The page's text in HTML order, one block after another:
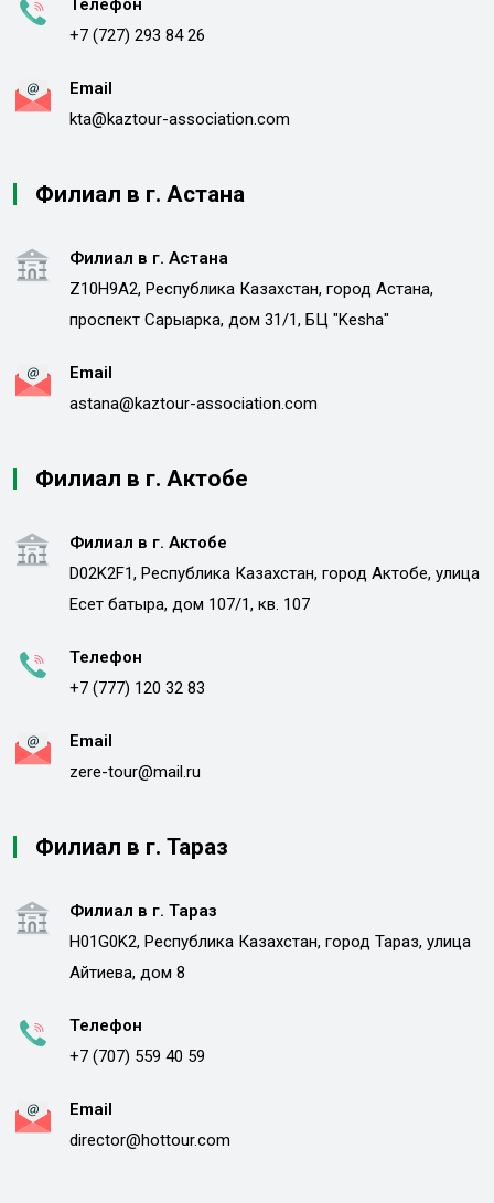
Телефон
+7 (727) 293 84 26
Email
kta@kaztour-association.com
Филиал в г. Астана
Филиал в г. Астана
Z10H9A2, Республика Казахстан, город Астана,
проспект Сарыарка, дом 31/1, БЦ "Kesha"
Email
astana@kaztour-association.com
Филиал в г. Актобе
Филиал в г. Актобе
D02K2F1, Республика Казахстан, город Актобе, улица
Есет батыра, дом 107/1, кв. 107
Телефон
+7 (777) 120 32 83
Email
zere-tour@mail.ru
Филиал в г. Тараз
Филиал в г. Тараз
H01G0K2, Республика Казахстан, город Тараз, улица
Айтиева, дом 8
Телефон
+7 (707) 559 40 59
Email
director@hottour.com